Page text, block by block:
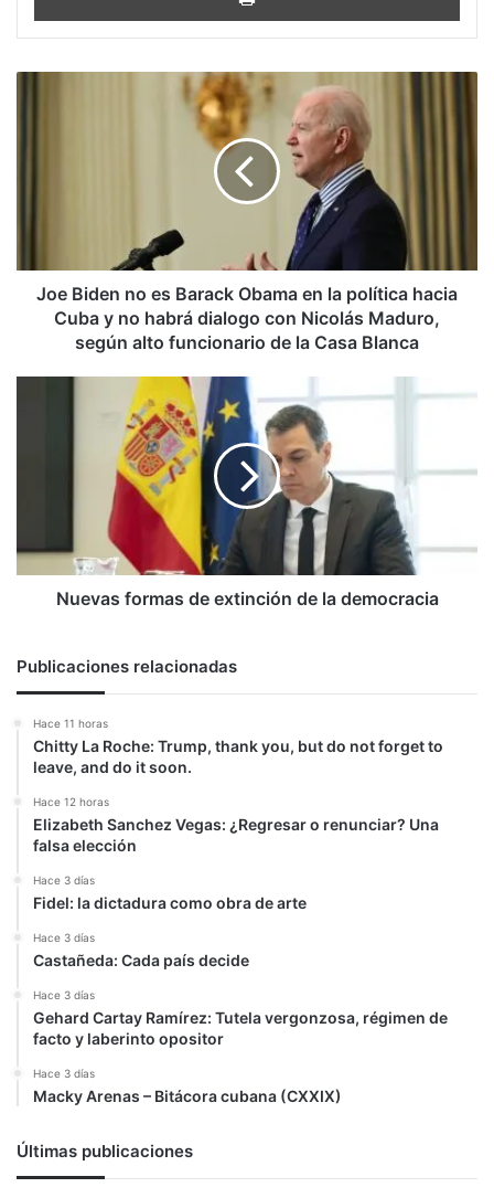
política
haciaJoe Biden no es Barack Obama en la política hacia
Cuba y no habrá dialogo con Nicolás Maduro,
según alto funcionario de la Casa Blanca
Nuevas formas de extinción de la democracia
Publicaciones relacionadas
Hace 11 horas
Chitty La Roche: Trump, thank you, but do not forget to
leave, and do it soon.
Hace 12 horas
Elizabeth Sanchez Vegas: ¿Regresar o renunciar? Una
falsa elección
Hace 3 días
Fidel: la dictadura como obra de arte
Hace 3 días
Castañeda: Cada país decide
Hace 3 días
Gehard Cartay Ramírez: Tutela vergonzosa, régimen de
facto y laberinto opositor
Hace 3 días
Macky Arenas – Bitácora cubana (CXXIX)
Últimas publicaciones